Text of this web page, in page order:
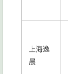
上海逸
晨